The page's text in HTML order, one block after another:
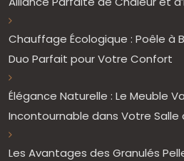
Chauffage Écologique : Poêle à
Duo Parfait pour Votre Confort
Élégance Naturelle : Le Meuble
Incontournable dans Votre Salle
Les Avantages des Granulés